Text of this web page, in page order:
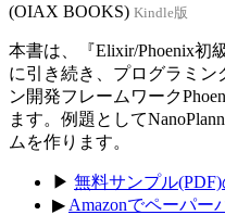
(OIAX BOOKS) Kindle版
本書は、『Elixir/Phoenix初
に引き続き、プログラミン
ン開発フレームワーク
ます。例題として
ムを作ります。
▶ 無料サンプル
▶ Amazonでペーパー